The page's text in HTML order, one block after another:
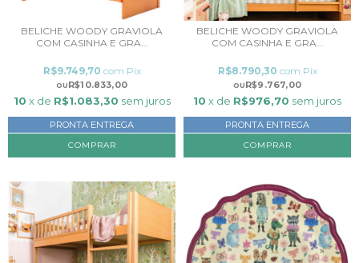
BELICHE WOODY GRAVIOLA
COM CASINHA E GRA...
R$10.833,00
R$9.749,70 com Pix
10 x de R$1.083,30 sem juros
PRONTA ENTREGA
COMPRAR
BELICHE WOODY GRAVIOLA
COM CASINHA E GRA...
R$9.767,00
R$8.790,30 com Pix
10 x de R$976,70 sem juros
PRONTA ENTREGA
COMPRAR